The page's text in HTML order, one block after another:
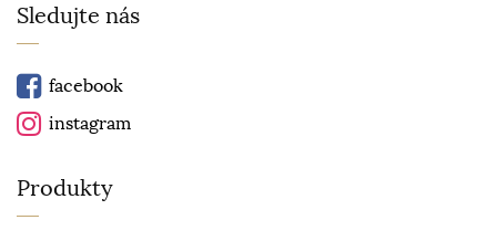
Sledujte nás
facebook
instagram
Produkty